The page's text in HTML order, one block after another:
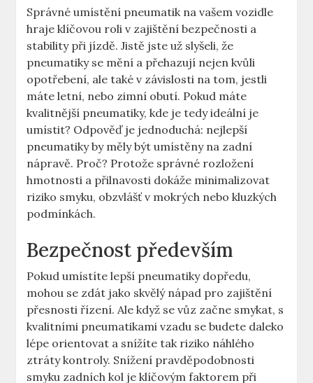
Správné umístění pneumatik na vašem vozidle
hraje klíčovou roli v zajištění bezpečnosti a
stability při jízdě. Jistě jste už slyšeli, že
pneumatiky se mění a přehazují nejen kvůli
opotřebení, ale také v závislosti na tom, jestli
máte letní, nebo zimní obutí. Pokud máte
kvalitnější pneumatiky, kde je tedy ideální je
umístit? Odpověď je jednoduchá: nejlepší
pneumatiky by měly být umístěny na zadní
nápravě. Proč? Protože správné rozložení
hmotnosti a přilnavosti dokáže minimalizovat
riziko smyku, obzvlášť v mokrých nebo kluzkých
podmínkách.
Bezpečnost především
Pokud umístíte lepší pneumatiky dopředu,
mohou se zdát jako skvělý nápad pro zajištění
přesnosti řízení. Ale když se vůz začne smykat, s
kvalitními pneumatikami vzadu se budete daleko
lépe orientovat a snížíte tak riziko náhlého
ztráty kontroly. Snížení pravděpodobnosti
smyku zadních kol je klíčovým faktorem při